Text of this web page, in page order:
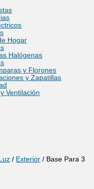
Hogar
Halógenas
y Florones
y Zapatillas
Ventilación
/ Exterior / Base Para 3